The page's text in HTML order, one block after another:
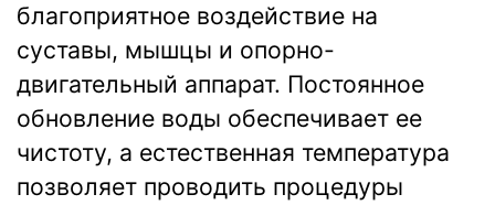
благоприятное воздействие на
суставы, мышцы и опорно-
двигательный аппарат. Постоянное
обновление воды обеспечивает ее
чистоту, а естественная температура
позволяет проводить процедуры